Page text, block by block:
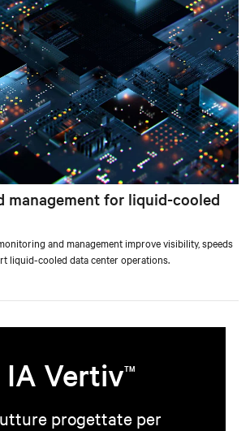
di raffreddamento integrato in grado di soddisfare
ad alta densità, sia attuali sia future.
management for liquid-cooled
and management improve visibility, speeds
liquid-cooled data center operations.
IA VertivTM
progettate per